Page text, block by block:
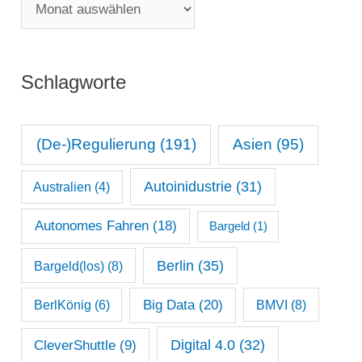
n
o
a
a
h
Schlagworte
(De-)Regulierung (191) Asien (95)
Australien (4) Autoinidustrie(31)
Autonomes Fahren(18) Bargeld(1)
Bargeld(los)(8) Berlin (35)
BerlKönig (6) Big Data(20) BMVI (8)
CleverShuttle (9) Digital 4.0(32)